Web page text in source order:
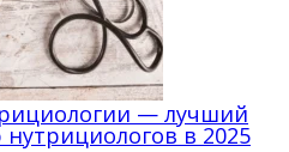
— лучший
в 2025